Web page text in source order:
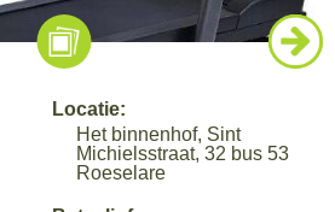
Locatie:
Het binnenhof, Sint
Michielsstraat, 32 bus 53
Roeselare